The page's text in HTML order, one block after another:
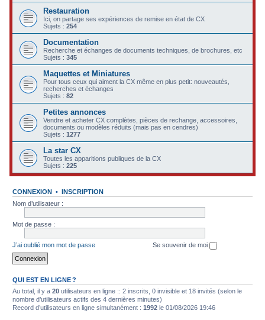
Restauration
Ici, on partage ses expériences de remise en état de CX
Sujets :254
Documentation
Recherche et échanges de documents techniques, de brochures, etc
Sujets :345
Maquettes et Miniatures
Pour tous ceux qui aiment la CX même en plus petit: nouveautés,
recherches et échanges
Sujets :82
Petites annonces
Vendre et acheter CX complètes, pièces de rechange, accessoires,
documents ou modèles réduits (mais pas en cendres)
Sujets :1277
La star CX
Toutes les apparitions publiques de la CX
Sujets :225
CONNEXION •INSCRIPTION
Nom d’utilisateur :
Mot de passe :
J’ai oublié mon mot de passe Se souvenir de moi
QUI EST EN LIGNE ?
Au total, il y a20 utilisateurs en ligne :: 2 inscrits, 0 invisible et 18 invités (selon le
nombre d’utilisateurs actifs des 4 dernières minutes)
Record d’utilisateurs en ligne simultanément :1992 le 01/08/2026 19:46